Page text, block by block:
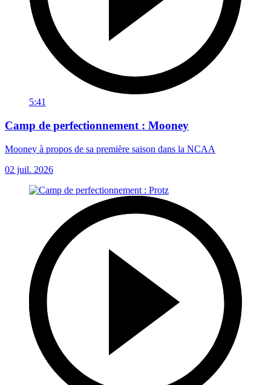
5:41
Camp de perfectionnement : Mooney
Mooney à propos de sa première saison dans la NCAA
02 juil. 2026